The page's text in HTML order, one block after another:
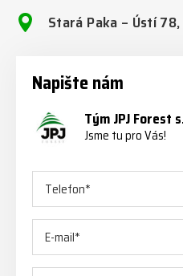
Stará Paka – Ústí
Napište nám
Tým JPJ Forest
Jsme tu pro Vás!